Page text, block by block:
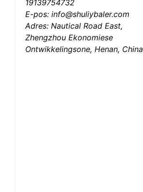
19139754732
E-pos: info@shuliybaler.com
Adres: Nautical Road East,
Zhengzhou Ekonomiese
Ontwikkelingsone, Henan, China